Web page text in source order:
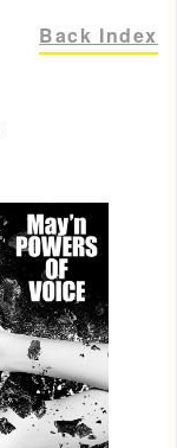
Back Index